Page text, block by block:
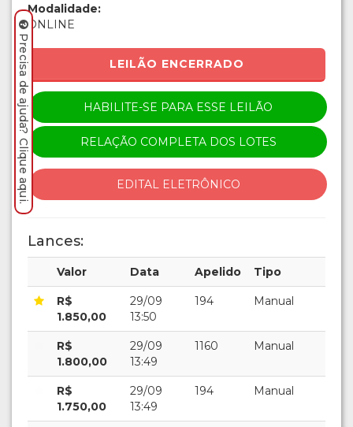
Modalidade:
ONLINE
LEILÃO ENCERRADO
HABILITE-SE PARA ESSE LEILÃO
RELAÇÃO COMPLETA DOS LOTES
EDITAL ELETRÔNICO
Lances:
Valor Data Apelido Tipo
R$
1.850,00
29/09
13:50
194 Manual
R$
1.800,00
29/09
13:49
1160 Manual
R$
1.750,00
29/09
13:49
194 Manual
Precisa de ajuda? Clique aqui.